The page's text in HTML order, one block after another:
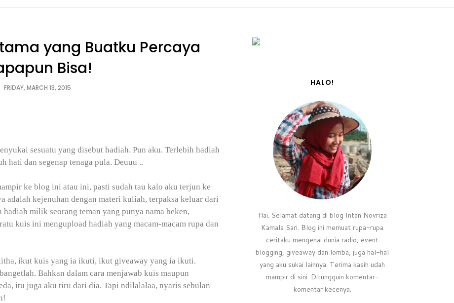
yang Buatku Percaya
Bisa!
FRIDAY, MARCH 13, 2015
sesuatu yang disebut hadiah. Pun aku. Terlebih hadiah
hati dan segenap tenaga pula. Deuuu ..
ke blog ini atau ini, pasti sudah tau kalo aku terjun ke
adalah kejenuhan dengan materi kuliah, terpaksa keluar dari
milik seorang teman yang punya nama beken,
kuis ini mengupload hadiah yang macam-macam rupa dan
ikut kuis yang ia ikuti, ikut giveaway yang ia ikuti.
Bahkan dalam cara menjawab kuis maupun
itu juga aku tiru dari dia. Tapi ndilalalaa, nyaris sebulan
HALO!
Hai. Selamat datang di blog Intan Novriza
Kamala Sari. Blog ini memuat rupa-rupa
ceritaku mengenai dunia radio, event
blogging, giveaway dan lomba, juga hal-hal
yang aku sukai lainnya. Terima kasih udah
mampir di sini. Ditungguin komentar-
komentar kecenya.